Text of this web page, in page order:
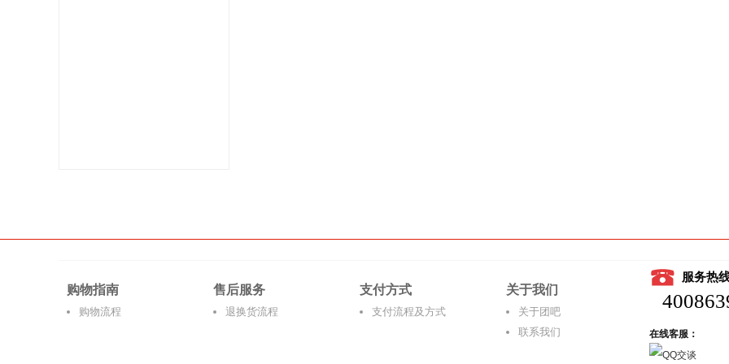
购物指南
购物流程
售后服务
退换货流程
支付方式
支付流程及方式
关于我们
关于团吧
联系我们
服务热
在线客服：